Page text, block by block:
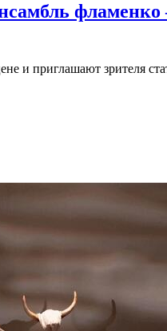
и приглашают зрителя